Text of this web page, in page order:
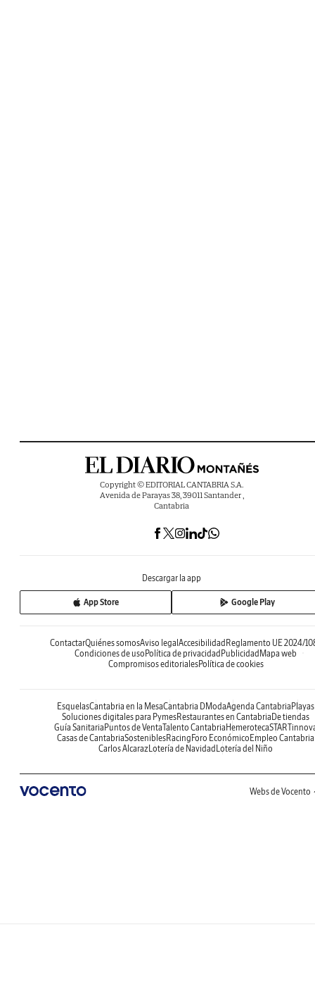
Copyright © EDITORIAL CANTABRIA S.A.
Avenida de Parayas 38, 39011 Santander ,
Cantabria
Descargar la app
App Store Google Play
ContactarQuiénes somosAviso legalAccesibilidadReglamento UE 2024/
Condiciones de usoPolítica de privacidadPublicidadMapa web
Compromisos editorialesPolítica de cookies
EsquelasCantabria en la MesaCantabria DModaAgenda CantabriaPlayas
Soluciones digitales para PymesRestaurantes en CantabriaDe tiendas
Guía SanitariaPuntos de VentaTalento CantabriaHemeroteca
Casas de CantabriaSosteniblesRacingForo EconómicoEmpleo Cantabria
Carlos AlcarazLotería de NavidadLotería del Niño
Webs de Vocento